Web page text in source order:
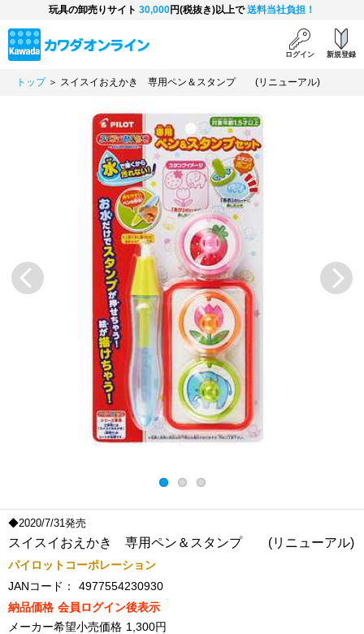
玩具の卸売りサイト 30,000円(税抜き)以上で送料当社負担！
ログイン 新規登録
トップ＞ スイスイおえかき 専用ペン＆スタンプ (リニューアル)
◆2020/7/31発売
スイスイおえかき 専用ペン＆スタンプ (リニューアル)
パイロットコーポレーション
JANコード：
4977554230930
納品価格 会員ログイン後表示
メーカー希望小売価格 1,300円